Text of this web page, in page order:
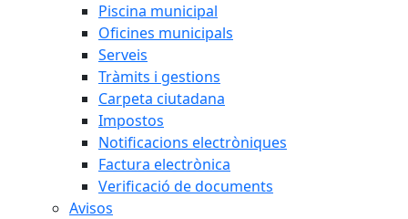
Piscina municipal
Oficines municipals
Serveis
Tràmits i gestions
Carpeta ciutadana
Impostos
Notificacions electròniques
Factura electrònica
Verificació de documents
Avisos